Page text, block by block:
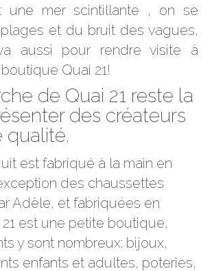
une mer scintillante , on se
et du bruit des vagues,
aussi pour rendre visite à
Quai 21!
de Quai 21 reste la
des créateurs
qualité.
est fabriqué à la main en
des chaussettes
Adèle, et fabriquées en
21 est une petite boutique,
y sont nombreux: bijoux,
enfants et adultes, poteries,